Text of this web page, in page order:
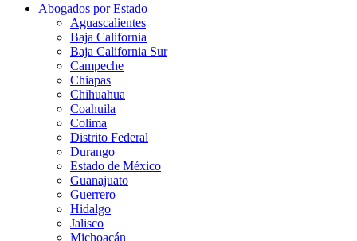
Abogados por Estado
Aguascalientes
Baja California
Baja California Sur
Campeche
Chiapas
Chihuahua
Coahuila
Colima
Distrito Federal
Durango
Estado de México
Guanajuato
Guerrero
Hidalgo
Jalisco
Michoacán